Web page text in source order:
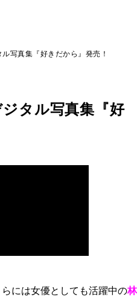
ル写真集『好きだから』発売！
ジタル写真集『好
には女優としても活躍中の林